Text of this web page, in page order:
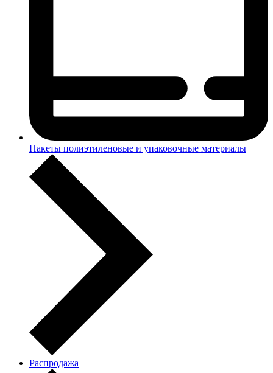
Пакеты полиэтиленовые и упаковочные материалы
Распродажа